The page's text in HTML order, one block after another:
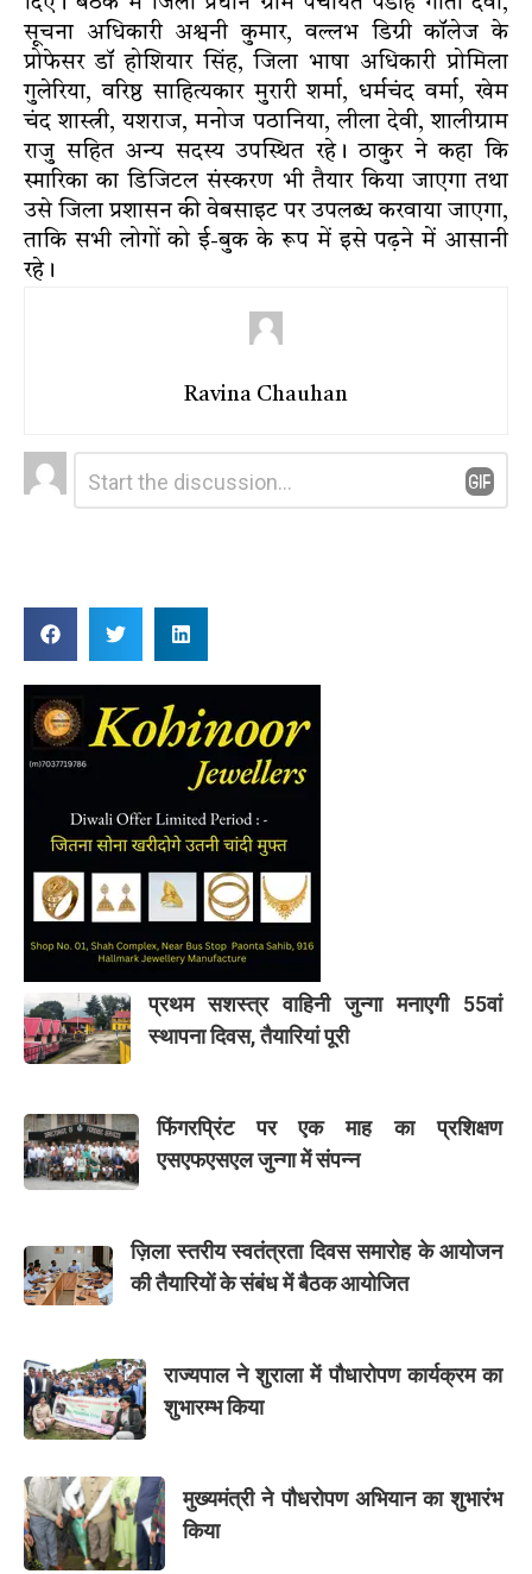
सूचना अधिकारी अश्वनी कुमार, वल्लभ डिग्री कॉलेज के
प्रोफेसर डॉ होशियार सिंह, जिला भाषा अधिकारी प्रोमिला
गुलेरिया, वरिष्ठ साहित्यकार मुरारी शर्मा, धर्मचंद वर्मा, खेम
चंद शास्त्री, यशराज, मनोज पठानिया, लीला देवी, शालीग्राम
राजु सहित अन्य सदस्य उपस्थित रहे। ठाकुर ने कहा कि
स्मारिका का डिजिटल संस्करण भी तैयार किया जाएगा तथा
उसे जिला प्रशासन की वेबसाइट पर उपलब्ध करवाया जाएगा,
ताकि सभी लोगों को ई-बुक के रूप में इसे पढ़ने में आसानी
रहे।
Ravina Chauhan
Leave
a
Comment
प्रथम सशस्त्र वाहिनी जुन्गा मनाएगी 55वां
स्थापना दिवस, तैयारियां पूरी
फिंगरप्रिंट पर एक माह का प्रशिक्षण
एसएफएसएल जुन्गा में संपन्न
ज़िला स्तरीय स्वतंत्रता दिवस समारोह के आयोजन
की तैयारियों के संबंध में बैठक आयोजित
राज्यपाल ने शुराला में पौधारोपण कार्यक्रम का
शुभारम्भ किया
मुख्यमंत्री ने पौधरोपण अभियान का शुभारंभ
किया